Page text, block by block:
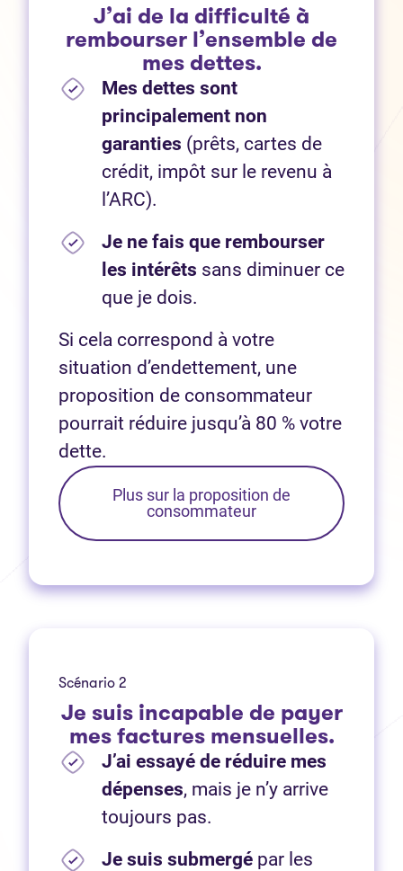
J’ai de la difficulté à
rembourser l’ensemble de
mes dettes.
Mes dettes sont
principalement non
garanties (prêts, cartes de
crédit, impôt sur le revenu à
l’ARC).
Je ne fais que rembourser
les intérêts sans diminuer ce
que je dois.
Si cela correspond à votre
situation d’endettement, une
proposition de consommateur
pourrait réduire jusqu’à 80 % votre
dette.
Plus sur la proposition de
consommateur
Scénario 2
Je suis incapable de payer
mes factures mensuelles.
J’ai essayé de réduire mes
dépenses, mais je n’y arrive
toujours pas.
Je suis submergé par les